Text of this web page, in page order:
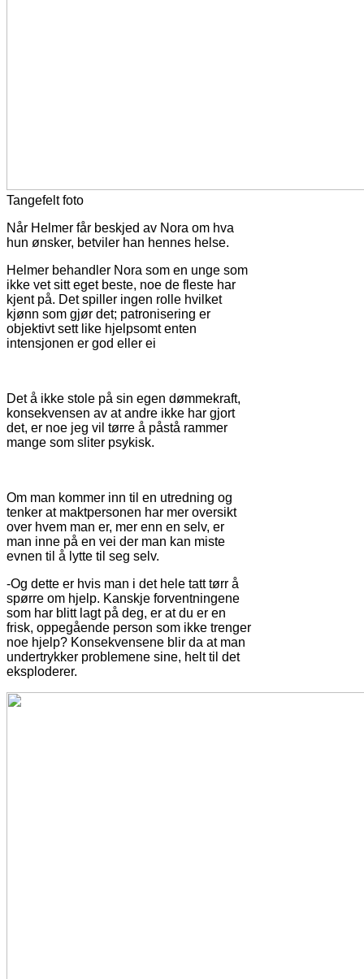
Tangefelt foto
Når Helmer får beskjed av Nora om hva
hun ønsker, betviler han hennes helse.
Helmer behandler Nora som en unge som
ikke vet sitt eget beste, noe de fleste har
kjent på. Det spiller ingen rolle hvilket
kjønn som gjør det; patronisering er
objektivt sett like hjelpsomt enten
intensjonen er god eller ei
Det å ikke stole på sin egen dømmekraft,
konsekvensen av at andre ikke har gjort
det, er noe jeg vil tørre å påstå rammer
mange som sliter psykisk.
Om man kommer inn til en utredning og
tenker at maktpersonen har mer oversikt
over hvem man er, mer enn en selv, er
man inne på en vei der man kan miste
evnen til å lytte til seg selv.
-Og dette er hvis man i det hele tatt tørr å
spørre om hjelp. Kanskje forventningene
som har blitt lagt på deg, er at du er en
frisk, oppegående person som ikke trenger
noe hjelp? Konsekvensene blir da at man
undertrykker problemene sine, helt til det
eksploderer.